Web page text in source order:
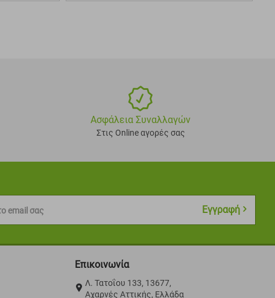
Ασφάλεια Συναλλαγών
Στις Online αγορές σας
email σας Εγγραφή
Επικοινωνία
Λ. Τατοΐου 133, 13677,
Αχαρνές Αττικής, Ελλάδα